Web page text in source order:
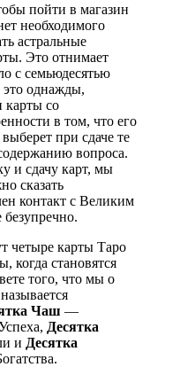
пойти в магазин
необходимого
астральные
Это отнимает
с семьюдесятью
это однажды,
карты со
в том, что его
при сдаче те
вопроса.
и сдачу карт, мы
сказать
контакт с Великим
четыре карты Таро
когда становятся
того, что мы о
называется
Чаш —
Десятка
и Десятка